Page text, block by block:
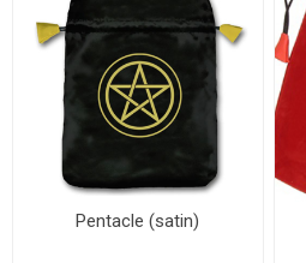
Pentacle (satin)